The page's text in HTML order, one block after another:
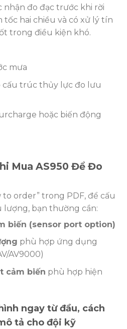
nhận đo đạc trước khi rời
tốc hai chiều và có xử lý tín
trong điều kiện khó.
mưa
cấu trúc thủy lực đo lưu
hoặc biến động
Mua AS950 Để Đo
order” trong PDF, để cấu
lượng, bạn thường cần:
biến (sensor port option)
phù hợp ứng dụng
AV9000)
cảm biến phù hợp hiện
ngay từ đầu, cách
tả cho đội kỹ